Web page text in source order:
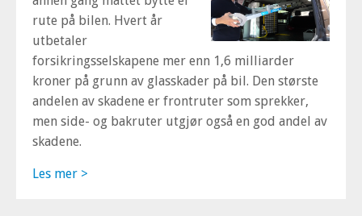
rute på bilen. Hvert år
utbetaler
forsikringsselskapene mer enn 1,6 milliarder
kroner på grunn av glasskader på bil. Den største
andelen av skadene er frontruter som sprekker,
men side- og bakruter utgjør også en god andel av
skadene.
Les mer >